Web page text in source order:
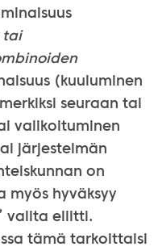
tai
(kuuluminen
seuraan tai
valikoituminen
järjestelmän
on
myös hyväksyy
valita eliitti.
tämä tarkoittaisi